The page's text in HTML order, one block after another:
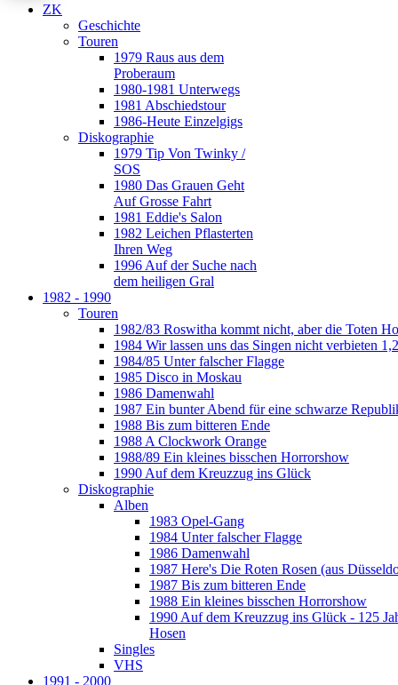
ZK
Geschichte
Touren
1979 Raus aus dem
Proberaum
1980-1981 Unterwegs
1981 Abschiedstour
1986-Heute Einzelgigs
Diskographie
1979 Tip Von Twinky /
SOS
1980 Das Grauen Geht
Auf Grosse Fahrt
1981 Eddie's Salon
1982 Leichen Pflasterten
Ihren Weg
1996 Auf der Suche nach
dem heiligen Gral
1982 - 1990
Touren
1982/83 Roswitha kommt nicht, aber die Toten
1984 Wir lassen uns das Singen nicht verbieten
1984/85 Unter falscher Flagge
1985 Disco in Moskau
1986 Damenwahl
1987 Ein bunter Abend für eine schwarze
1988 Bis zum bitteren Ende
1988 A Clockwork Orange
1988/89 Ein kleines bisschen Horrorshow
1990 Auf dem Kreuzzug ins Glück
Diskographie
Alben
1983 Opel-Gang
1984 Unter falscher Flagge
1986 Damenwahl
1987 Here's Die Roten Rosen (aus
1987 Bis zum bitteren Ende
1988 Ein kleines bisschen Horrorshow
1990 Auf dem Kreuzzug ins Glück - 125
Hosen
Singles
VHS
1991 - 2000